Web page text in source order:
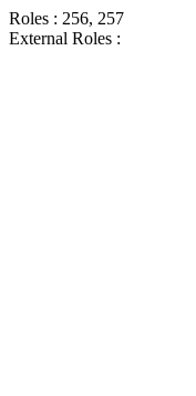
Roles : 256, 257
External Roles :